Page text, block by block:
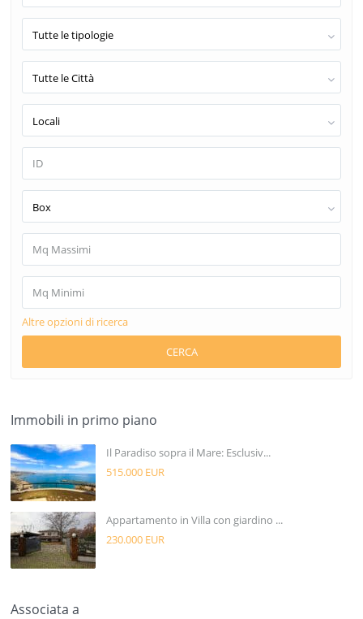
Tutte le tipologie
Tutte le Città
Locali
Box
Altre opzioni di ricerca
CERCA
Immobili in primo piano
Il Paradiso sopra il Mare: Esclusiv...
515.000 EUR
Appartamento in Villa con giardino ...
230.000 EUR
Associata a